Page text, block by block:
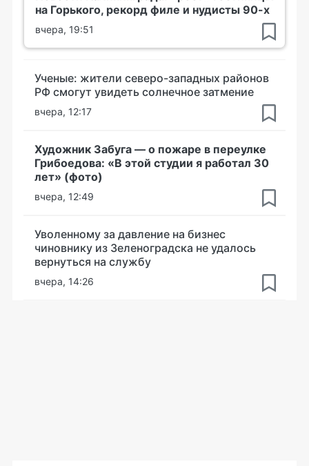
на Горького, рекорд филе и нудисты 90-х
вчера, 19:51
Ученые: жители северо-западных районов
РФ смогут увидеть солнечное затмение
вчера, 12:17
Художник Забуга — о пожаре в переулке
Грибоедова: «В этой студии я работал 30
лет» (фото)
вчера, 12:49
Уволенному за давление на бизнес
чиновнику из Зеленоградска не удалось
вернуться на службу
вчера, 14:26